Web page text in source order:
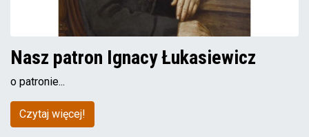
Nasz patron Ignacy Łukasiewicz
o patronie...
Czytaj więcej!